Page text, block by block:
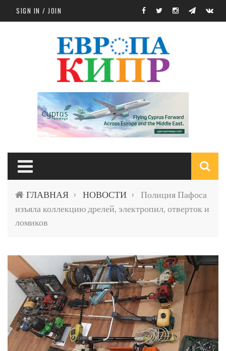
Skip to main content
SIGN IN / JOIN
ГЛАВНАЯ › НОВОСТИ ›
Полиция Пафоса
изъяла коллекцию дрелей, электропил, отверток и
ломиков